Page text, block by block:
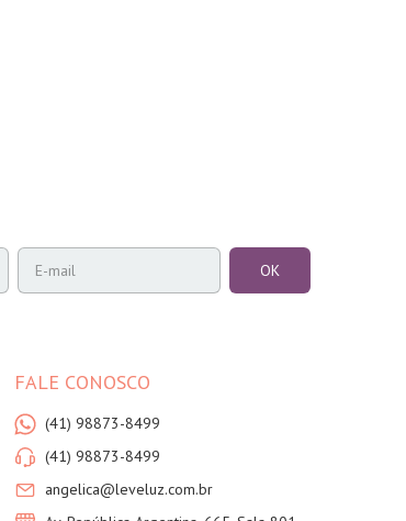
FALE CONOSCO
(41) 98873-8499
(41) 98873-8499
angelica@leveluz.com.br